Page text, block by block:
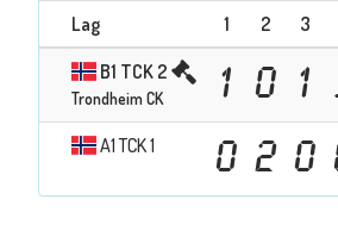
Lag 1 2 3
B1 TCK 2
Trondheim CK 1 0 1
A1 TCK 1 0 2 0